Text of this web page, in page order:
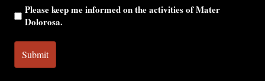
Please keep me informed on the activities of Mater
Dolorosa.